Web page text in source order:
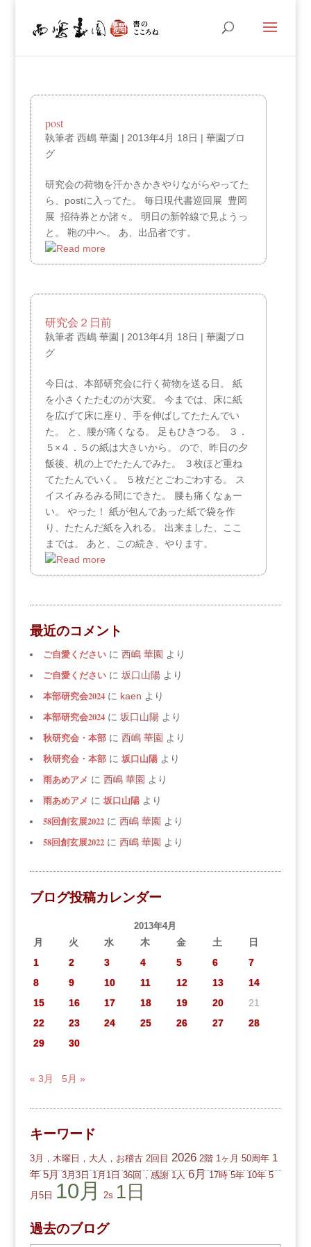
post
執筆者 西嶋 華園 | 2013年4月 18日 | 華園ブロ
グ
研究会の荷物を汗かきかきやりながらやってた
ら、postに入ってた。 毎日現代書巡回展 豊岡
展 招待券とか諸々。 明日の新幹線で見ようっ
と。 鞄の中へ。 あ、出品者です。
研究会２日前
執筆者 西嶋 華園 | 2013年4月 18日 | 華園ブロ
グ
今日は、本部研究会に行く荷物を送る日。 紙
を小さくたたむのが大変。 今までは、床に紙
を広げて床に座り、手を伸ばしてたたんでい
た。 と、腰が痛くなる。 足もひきつる。 ３．
５×４．５の紙は大きいから。 ので、昨日の夕
飯後、机の上でたたんでみた。 ３枚ほど重ね
てたたんでいく。 ５枚だとごわごわする。 ス
イスイみるみる間にできた。 腰も痛くなぁー
い。 やった！ 紙が包んであった紙で袋を作
り、たたんだ紙を入れる。 出来ました、ここ
までは。 あと、この続き、やります。
最近のコメント
ご自愛くださいに 西嶋 華園 より
ご自愛くださいに 坂口山陽より
本部研究会2024に kaen より
本部研究会2024に 坂口山陽より
秋研究会・本部に 西嶋 華園 より
秋研究会・本部に 坂口山陽より
雨あめアメ に 西嶋 華園 より
雨あめアメ に 坂口山陽より
58回創玄展2022に 西嶋 華園 より
58回創玄展2022に 西嶋 華園 より
ブログ投稿カレンダー
2013年4月
月 火 水 木 金 土
日
1
2 3 4 5 6
7
8
9 10 11 12 13
14
15
16 17 18 19 20
21
22
23 24 25 26 27
28
29
30
« 3月 5月 »
キーワード
3月，木曜日，大人，お稽古 2回目 2026 2階 1ヶ月 50周年 1
年 5月 3月3日 1月1日 36回，感謝 1人 6月 17時 5年 10年 5
月5日 10月 2s 1日
過去のブログ